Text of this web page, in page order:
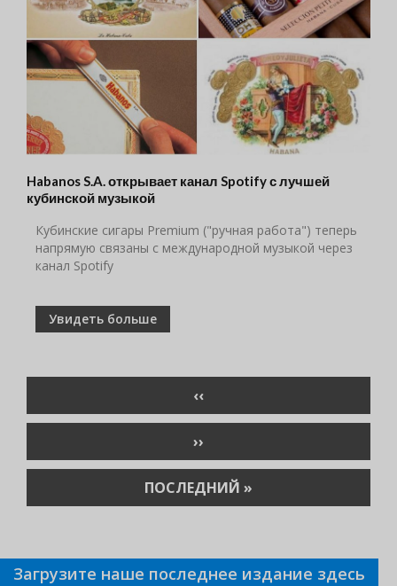
Habanos S.A. открывает канал Spotify с лучшей
кубинской музыкой
Кубинские сигары Premium ("ручная работа") теперь
напрямую связаны с международной музыкой через
канал Spotify
Увидеть больше
ПРЕДЫДУЩАЯ
СТРАНИЦА
‹‹
СЛЕДУЮЩАЯ
СТРАНИЦА
››
ПОСЛЕДНЯЯ
СТРАНИЦА
ПОСЛЕДНИЙ »
Загрузите наше последнее издание здесь